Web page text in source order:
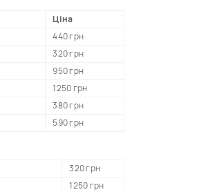
Ціна
440 грн
320 грн
950 грн
1250 грн
380 грн
590 грн
320 грн
1250 грн